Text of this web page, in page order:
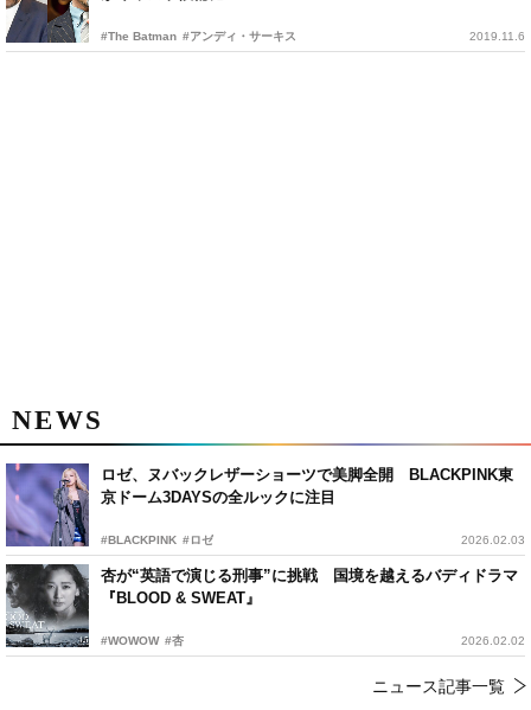
#The Batman #アンディ・サーキス 2019.11.6
NEWS
ロゼ、ヌバックレザーショーツで美脚全開 BLACKPINK東
京ドーム3DAYSの全ルックに注目
#BLACKPINK #ロゼ 2026.02.03
杏が“英語で演じる刑事”に挑戦 国境を越えるバディドラマ
『BLOOD & SWEAT』
#WOWOW #杏 2026.02.02
ニュース記事一覧